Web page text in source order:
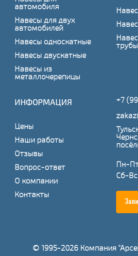
автомобиля
Навесы для двух
автомобилей
Навесы односкатные
Навесы двускатные
Навесы из
металлочерепицы
трубы
ИНФОРМАЦИЯ
Цены
Наши работы
Отзывы
Вопрос-ответ
О компании
Контакты
+7
Пн-
Сб-
© 1995-2026 Компания